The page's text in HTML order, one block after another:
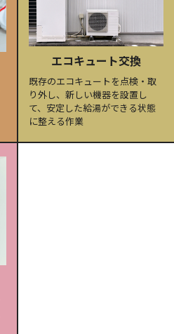
エコキュート交換
既存のエコキュートを点検・取
り外し、新しい機器を設置し
て、安定した給湯ができる状態
に整える作業